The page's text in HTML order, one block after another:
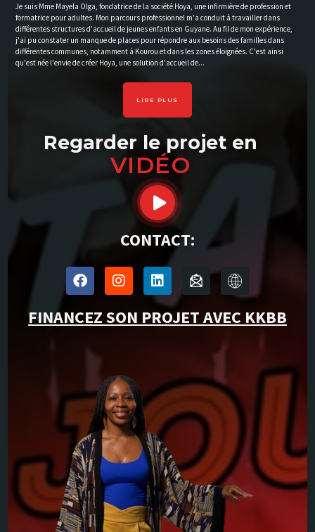
Je suis Mme Mayela Olga, fondatrice de la société Hoya, une infirmière de profession et
formatrice pour adultes. Mon parcours professionnel m'a conduit à travailler dans
différentes structures d'accueil de jeunes enfants en Guyane. Au fil de mon expérience,
j'ai pu constater un manque de places pour répondre aux besoins des familles dans
différentes communes, notamment à Kourou et dans les zones éloignées. C'est ainsi
qu'est née l'envie de créer Hoya, une solution d'accueil de...
LIRE PLUS
Regarder le projet en
VIDÉO
CONTACT:
FINANCEZ SON PROJET AVEC KKBB